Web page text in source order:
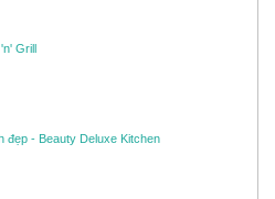
Grill
đẹp - Beauty Deluxe Kitchen